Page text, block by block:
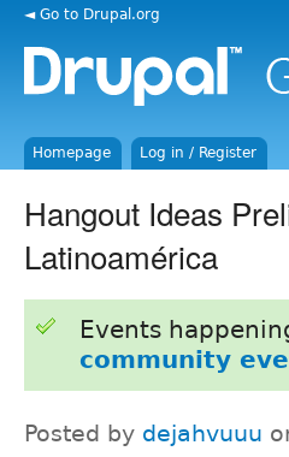
◄ Go to Drupal.org
Homepage Log in / Register
Hangout Ideas
Latinoamérica
Events
community
Posted by dejahvuuu